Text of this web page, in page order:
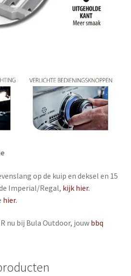
op de kuip en deksel en 15
Imperial/Regal, kijk hier.
hier.
nu bij Bula Outdoor, jouw bbq